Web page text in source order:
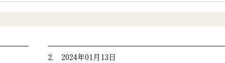
2. 2024年01月13日